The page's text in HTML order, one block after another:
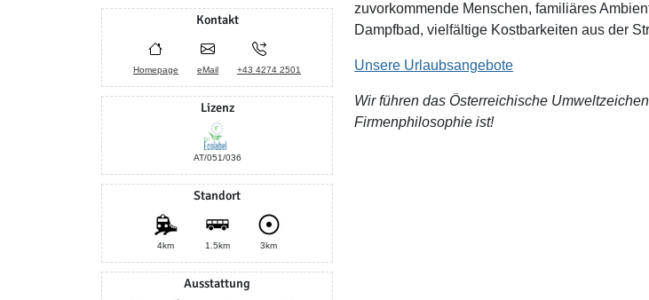
Kontakt
Homepage eMail +43 4274 2501
Lizenz
AT/051/036
Standort
4km 1.5km 3km
Ausstattung
zuvorkommende Menschen, familiäres
Dampfbad, vielfältige Kostbarkeiten aus der
Unsere Urlaubsangebote
Wir führen das Österreichische
Firmenphilosophie ist!